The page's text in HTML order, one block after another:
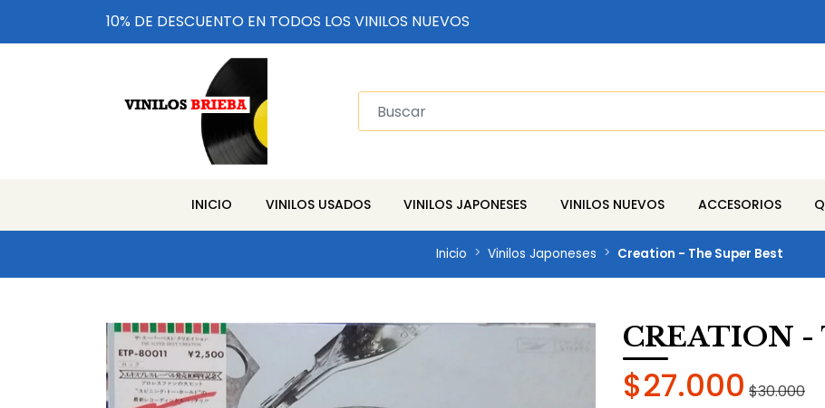
10% DE DESCUENTO EN TODOS LOS VINILOS NUEVOS
INICIO VINILOS USADOS VINILOS JAPONESES VINILOS NUEVOS ACCESORIOS
Inicio Vinilos Japoneses Creation - The Super Best
CREATION -
$27.000 $30.000